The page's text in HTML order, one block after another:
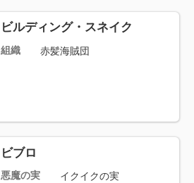
ビルディング・スネイク
組織 赤髪海賊団
ビブロ
悪魔の実
イクイクの実